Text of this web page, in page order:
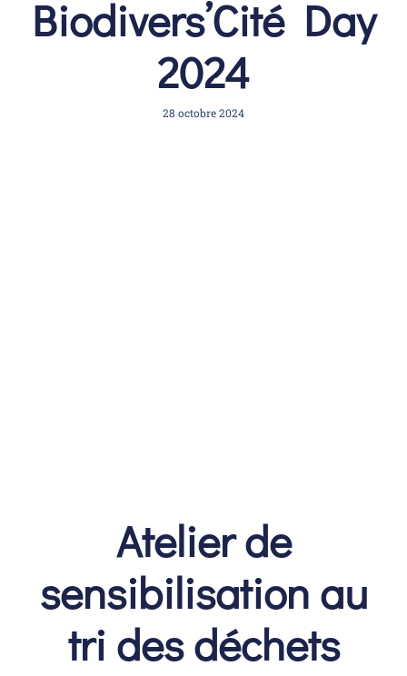
Biodivers’Cité Day
2024
28 octobre 2024
Atelier de
sensibilisation au
tri des déchets